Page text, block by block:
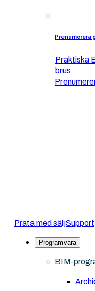
Prenumerera
Praktiska
brus
Prata med säljSupport
Programvara
BIM-